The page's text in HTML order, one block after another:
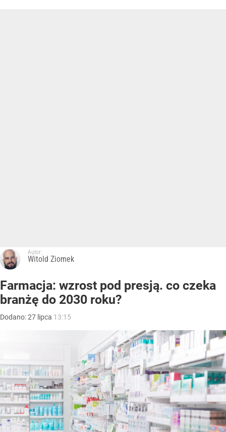
Autor:
Witold Ziomek
Farmacja: wzrost pod presją. co czeka
branżę do 2030 roku?
Dodano:27 lipca 13:15